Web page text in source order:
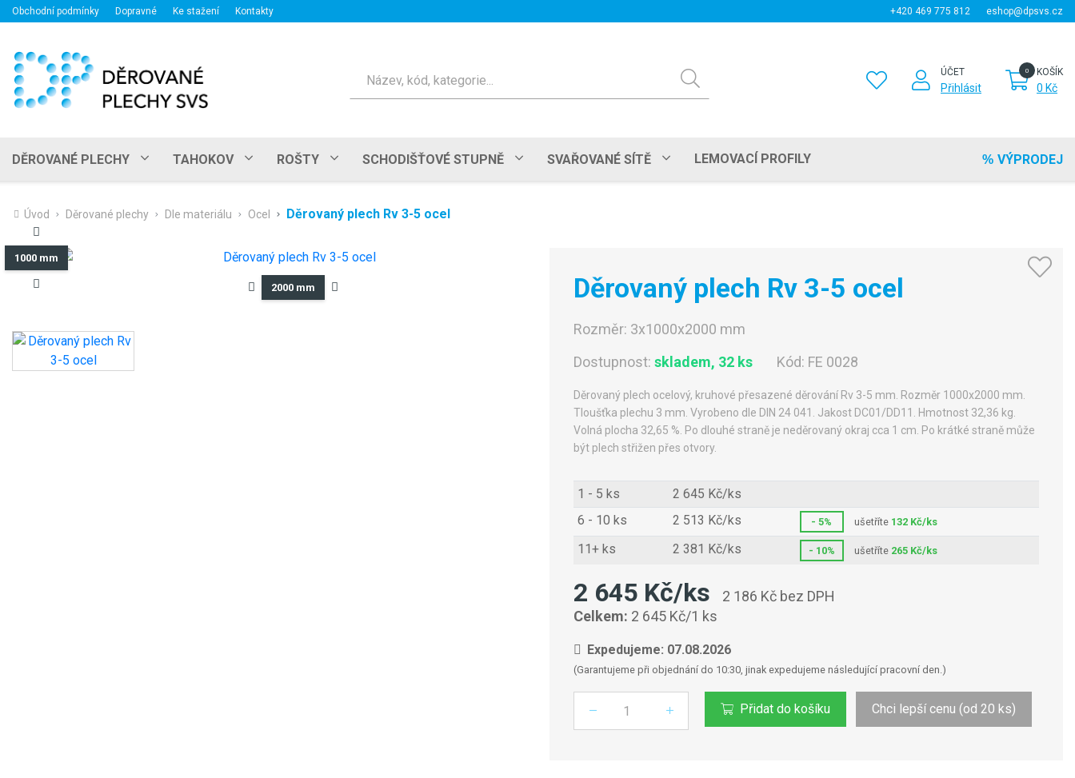
Obchodní podmínky Dopravné Ke stažení Kontakty +420 469 775 812 eshop@dpsvs.cz
ÚČET
Přihlásit
KOŠÍK
0 Kč
DĚROVANÉ PLECHY TAHOKOV ROŠTY SCHODIŠŤOVÉ STUPNĚ SVAŘOVANÉ SÍTĚ LEMOVACÍ PROFILY VÝPRODEJ
Úvod Děrované plechy Dle materiálu Ocel Děrovaný plech Rv 3-5 ocel
1000 mm
2000 mm Děrovaný plech Rv 3-5 ocel
Rozměr: 3x1000x2000 mm
Dostupnost: skladem, 32 ks Kód: FE 0028
Děrovaný plech ocelový, kruhové přesazené děrování Rv 3-5 mm. Rozměr 1000x2000 mm.
Tloušťka plechu 3 mm. Vyrobeno dle DIN 24 041. Jakost DC01/DD11. Hmotnost 32,36 kg.
Volná plocha 32,65 %. Po dlouhé straně je neděrovaný okraj cca 1 cm. Po krátké straně může
být plech střižen přes otvory.
1 - 5 ks
2 645 Kč/ks
6 - 10 ks
2 513 Kč/ks - 5% ušetříte 132 Kč/ks
11+ ks 2 381 Kč/ks - 10% ušetříte 265 Kč/ks
2 645 Kč/ks
2 186 Kč bez DPH
Celkem: 2 645 Kč/1 ks
Expedujeme: 07.08.2026
(Garantujeme při objednání do 10:30, jinak expedujeme následující pracovní den.)
Přidat do košíku Chci lepší cenu (od 20 ks)